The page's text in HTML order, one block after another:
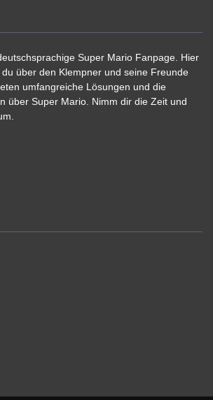
Super Mario Fanpage. Hier
über den Klempner und seine Freunde
umfangreiche Lösungen und die
über Super Mario. Nimm dir die Zeit und